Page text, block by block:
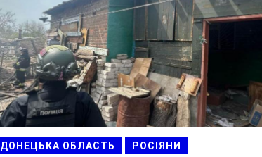
ДОНЕЦЬКА ОБЛАСТЬ РОСІЯНИ